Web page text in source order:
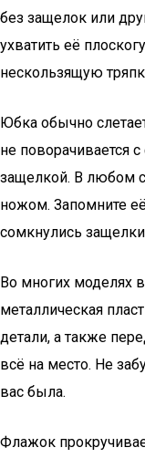
без защелок или
ухватить её
нескользящую
Юбка обычно
не поворачивается
защелкой. В любом
ножом. Запомните
сомкнулись
Во многих моделях
металлическая
детали, а также
всё на место. Не
вас была.
Флажок